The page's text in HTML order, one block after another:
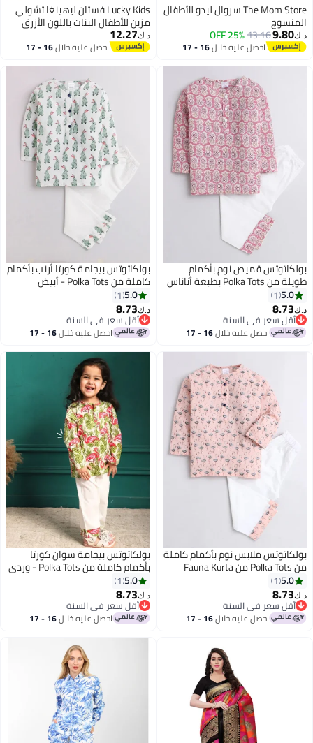
The Mom Store سروال ليدو للأطفال
المنسوج
د.ك‏9.80
13.16
25% OFF
احصل عليه خلال 16 - 17
Lucky Kids فستان ليهينغا تشولي
مزين للأطفال البنات باللون الأزرق
الداكن مع سترة شراشف
د.ك‏12.27
احصل عليه خلال 16 - 17
7
بولكاتوتس قميص نوم بأكمام
طويلة من Polka Tots بطبعة أناناس
- وردي
5.0
1
د.ك‏8.73
أقل سعر في السنة
أقل سعر في السنة
احصل عليه خلال 16 - 17
7
بولكاتوتس بيجامة كورتا أرنب بأكمام
كاملة من Polka Tots - أبيض
5.0
1
د.ك‏8.73
أقل سعر في السنة
أقل سعر في السنة
احصل عليه خلال 16 - 17
7
بولكاتوتس ملابس نوم بأكمام كاملة
من Polka Tots من Fauna Kurta
Pyjama - لون الخوخ
5.0
1
د.ك‏8.73
أقل سعر في السنة
أقل سعر في السنة
احصل عليه خلال 16 - 17
7
بولكاتوتس بيجامة سوان كورتا
بأكمام كاملة من Polka Tots - وردي
5.0
1
د.ك‏8.73
أقل سعر في السنة
أقل سعر في السنة
احصل عليه خلال 16 - 17